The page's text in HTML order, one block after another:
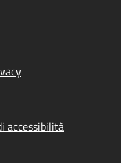
accessibilità